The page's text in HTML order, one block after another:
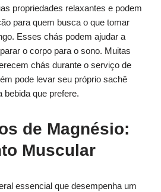
propriedades relaxantes e podem
para quem busca o que tomar
Esses chás podem ajudar a
o corpo para o sono. Muitas
chás durante o serviço de
pode levar seu próprio sachê
bebida que prefere.
de Magnésio:
Muscular
essencial que desempenha um